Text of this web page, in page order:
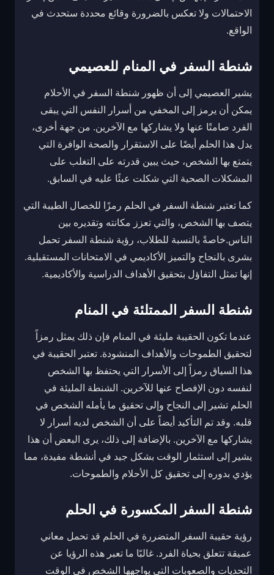
الاحتمالات ولا تعكس بالضرورة وقائع محددة ستحدث في
الواقع.
شنطة السفر في المنام للعصيمي
يشير العصيمي إلى أن ظهور شنطة السفر في الأحلام
يمكن أن يرمز إلى المخفي من أسرار النفس التي يبقى
الفرد صامتًا عنها ولا يشاركها مع الآخرين. من جهة أخرى،
يدل هذا الحلم أيضًا على الاستقرار والصحة الوافرة التي
يتمتع بها الشخص، حيث يبين قدرته على التغلب على
المشكلات الصحية التي شكلت عبئًا عليه في السابق.
كما تعتبر شنطة السفر في الحلم رمزًا للخصال الطيبة التي
يتصف بها الشخص، والتي تعزز مكانته وتقديره بين
الناس.خاصةً بالنسبة للطلاب، رؤية شنطة السفر تحمل
بشرى بالنجاح والتميز الأكاديمي في الامتحانات المستقبلية.
إنها تمثل التفاؤل بتحقيق الأهداف الدراسية والأكاديمية.
شنطة السفر الممتلئة في المنام
عندما تكون الحقيبة مليئة في المنام فإن ذلك يمثل رمزاً
لتحقيق الطموحات والأهداف المنشودة. تعتبر الحقيبة في
هذا السياق رمزاً إلى الأسرار التي يحتفظ بها الشخص
لنفسه دون الإفصاح عنها للآخرين. الشنطة المليئة في
الحلم تشير إلى النجاح وإلى تحقيق ما يأمله الشخص في
قلبه. وقد تم التأكيد أيضاً على أن الشخص لديه أسرار لا
يشاركها مع الآخرين. بالإضافة إلى ذلك، يرى البعض أن هذا
يشير إلى استثمار الوقت بشكل جيد في أنشطة مفيدة، مما
يؤدي بدوره إلى تحقيق كل الأحلام والطموحات.
شنطة السفر المكسورة في الحلم
رؤية حقيبة السفر المتضررة في الحلم قد تحمل معاني
عميقة تتعلق بحياة الفرد. غالبًا ما تعبر هذه الرؤيا عن
التحديات والصعوبات التي يواجهها الشخص في الوقت